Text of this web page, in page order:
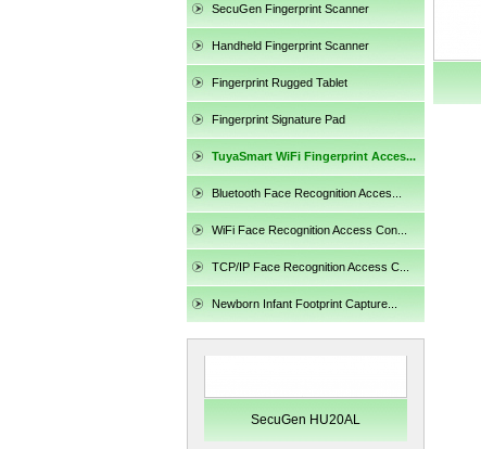
SecuGen Fingerprint Scanner
Handheld Fingerprint Scanner
Fingerprint Rugged Tablet
Fingerprint Signature Pad
TuyaSmart WiFi Fingerprint Acces...
Bluetooth Face Recognition Acces...
WiFi Face Recognition Access Con...
TCP/IP Face Recognition Access C...
Newborn Infant Footprint Capture...
SecuGen HU30
SecuGen HU20AL